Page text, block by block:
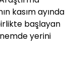
kasım ayında
başlayan
yerini